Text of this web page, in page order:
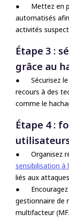
● Mettez en
automatisés
activités
Étape 3 :
grâce au
● Sécurisez
recours à des
comme le
Étape 4 :
● Organisez
sensibilisation à
liés aux
●
gestionnaire de
multifacteur